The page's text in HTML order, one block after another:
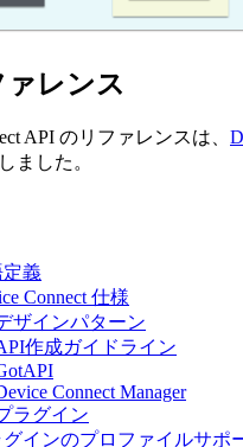
レンス
API のリファレンスは、
ました。
定義
Connect 仕様
ザインパターン
作成ガイドライン
Connect Manager
ラグイン
グインのプロファイルサポ